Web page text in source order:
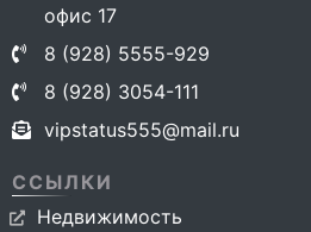
офис 17
8 (928) 5555-929
8 (928) 3054-111
vipstatus555@mail.ru
ССЫЛКИ
Недвижимость